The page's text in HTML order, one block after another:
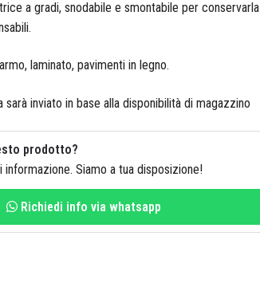
a gradi, snodabile e smontabile per conservarla
laminato, pavimenti in legno.
sarà inviato in base alla disponibilità di magazzino
prodotto?
informazione. Siamo a tua disposizione!
Richiedi info via whatsapp